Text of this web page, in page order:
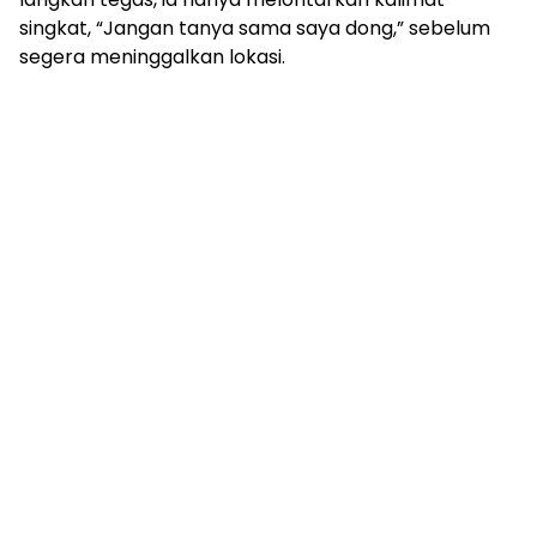
singkat, “Jangan tanya sama saya dong,” sebelum
segera meninggalkan lokasi.